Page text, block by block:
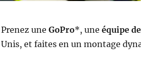
Prenez une GoPro*, une équipe
Unis, et faites en un montage